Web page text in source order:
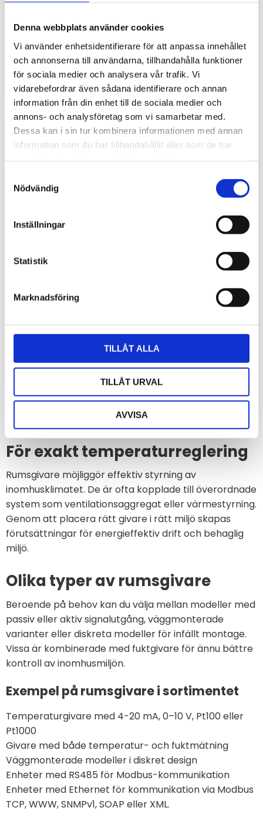
Denna webbplats använder cookies
Vi använder enhetsidentifierare för att anpassa innehållet
och annonserna till användarna, tillhandahålla funktioner
för sociala medier och analysera vår trafik. Vi
vidarebefordrar även sådana identifierare och annan
information från din enhet till de sociala medier och
annons- och analysföretag som vi samarbetar med.
Dessa kan i sin tur kombinera informationen med annan
information som du har tillhandahållit eller som de har
Nödvändig
Inställningar
Statistik
Marknadsföring
TILLÅT ALLA
TILLÅT URVAL
AVVISA
montering inne eller ute.
2 630kr
termometer för kontinuerlig
övervakning och loggning
av temperatur inomhus.
Glöm inte nätadapter vid
beställning.
2 140kr
Termometer med
Websensor P8610 - PoE
termometer med PoE för
kontinuerlig övervakning och
Termometer med
display och Ethernet -
termometer med display för
kontinuerlig övervakning och
loggning av temperatur
För exakt temperaturreglering
Rumsgivare möjliggör effektiv styrning av
inomhusklimatet. De är ofta kopplade till överordnade
system som ventilationsaggregat eller värmestyrning.
Genom att placera rätt givare i rätt miljö skapas
förutsättningar för energieffektiv drift och behaglig
miljö.
Olika typer av rumsgivare
Beroende på behov kan du välja mellan modeller med
passiv eller aktiv signalutgång, väggmonterade
varianter eller diskreta modeller för infällt montage.
Vissa är kombinerade med fuktgivare för ännu bättre
kontroll av inomhusmiljön.
Exempel på rumsgivare i sortimentet
Temperaturgivare med 4-20 mA, 0–10 V, Pt100 eller
Pt1000
Givare med både temperatur- och fuktmätning
Väggmonterade modeller i diskret design
Enheter med RS485 för Modbus-kommunikation
Enheter med Ethernet för kommunikation via Modbus
TCP, WWW, SNMPv1, SOAP eller XML.